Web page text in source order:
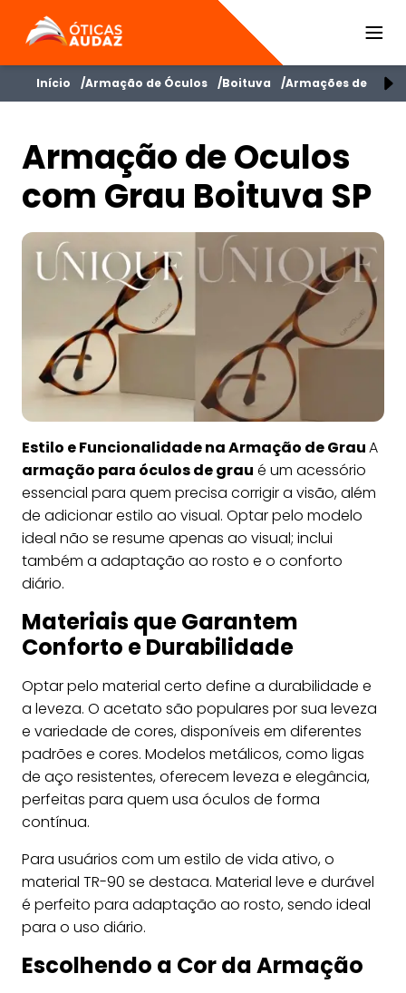
ÓTICAS AUDAZ
Início Armação de Óculos Boituva Armações de
Armação de Oculos
com Grau Boituva SP
Estilo e Funcionalidade na Armação de GrauA
armação para óculos de grau é um acessório
essencial para quem precisa corrigir a visão, além
de adicionar estilo ao visual. Optar pelo modelo
ideal não se resume apenas ao visual; inclui
também a adaptação ao rosto e o conforto
diário.
Materiais que Garantem
Conforto e Durabilidade
Optar pelo material certo define a durabilidade e
a leveza. O acetato são populares por sua leveza
e variedade de cores, disponíveis em diferentes
padrões e cores. Modelos metálicos, como ligas
de aço resistentes, oferecem leveza e elegância,
perfeitas para quem usa óculos de forma
contínua.
Para usuários com um estilo de vida ativo, o
material TR-90 se destaca. Material leve e durável
é perfeito para adaptação ao rosto, sendo ideal
para o uso diário.
Escolhendo a Cor da Armação